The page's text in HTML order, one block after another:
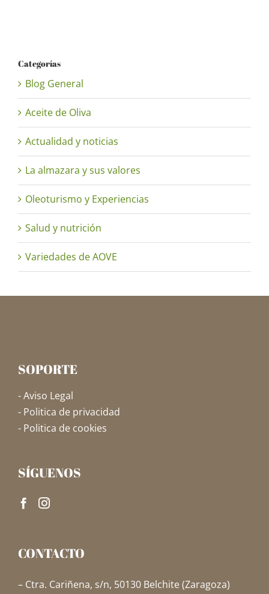
Categorías
Blog General
Aceite de Oliva
Actualidad y noticias
La almazara y sus valores
Oleoturismo y Experiencias
Salud y nutrición
Variedades de AOVE
SOPORTE
- Aviso Legal
- Politica de privacidad
- Politica de cookies
SÍGUENOS
CONTACTO
– Ctra. Cariñena, s/n, 50130 Belchite (Zaragoza)